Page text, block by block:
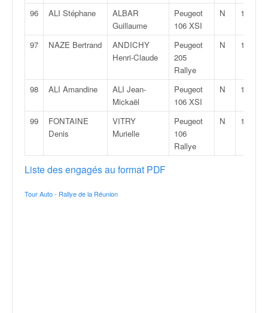
96 ALI Stéphane
ALBAR
Guillaume
Peugeot
106 XSI
N 1
97 NAZE Bertrand
ANDICHY
Henri-Claude
Peugeot
205
Rallye
N 1
98 ALI Amandine
ALI Jean-
Mickaël
Peugeot
106 XSI
N 1
99
FONTAINE
Denis
VITRY
Murielle
Peugeot
106
Rallye
N 1
Liste des engagés au format PDF
Tour Auto - Rallye de la Réunion